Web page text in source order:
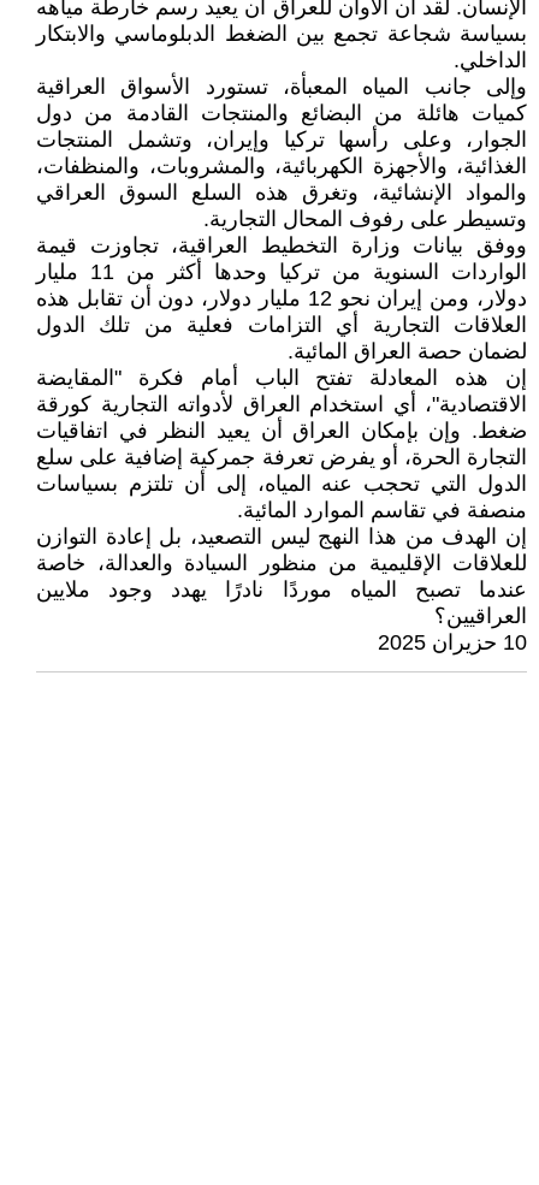
الإنسان. لقد آن الأوان للعراق أن يعيد رسم خارطة مياهه
بسياسة شجاعة تجمع بين الضغط الدبلوماسي والابتكار
الداخلي.
وإلى جانب المياه المعبأة، تستورد الأسواق العراقية
كميات هائلة من البضائع والمنتجات القادمة من دول
الجوار، وعلى رأسها تركيا وإيران، وتشمل المنتجات
الغذائية، والأجهزة الكهربائية، والمشروبات، والمنظفات،
والمواد الإنشائية، وتغرق هذه السلع السوق العراقي
وتسيطر على رفوف المحال التجارية.
ووفق بيانات وزارة التخطيط العراقية، تجاوزت قيمة
الواردات السنوية من تركيا وحدها أكثر من 11 مليار
دولار، ومن إيران نحو 12 مليار دولار، دون أن تقابل هذه
العلاقات التجارية أي التزامات فعلية من تلك الدول
لضمان حصة العراق المائية.
إن هذه المعادلة تفتح الباب أمام فكرة "المقايضة
الاقتصادية"، أي استخدام العراق لأدواته التجارية كورقة
ضغط. وإن بإمكان العراق أن يعيد النظر في اتفاقيات
التجارة الحرة، أو يفرض تعرفة جمركية إضافية على سلع
الدول التي تحجب عنه المياه، إلى أن تلتزم بسياسات
منصفة في تقاسم الموارد المائية.
إن الهدف من هذا النهج ليس التصعيد، بل إعادة التوازن
للعلاقات الإقليمية من منظور السيادة والعدالة، خاصة
عندما تصبح المياه موردًا نادرًا يهدد وجود ملايين
العراقيين؟
10 حزيران 2025